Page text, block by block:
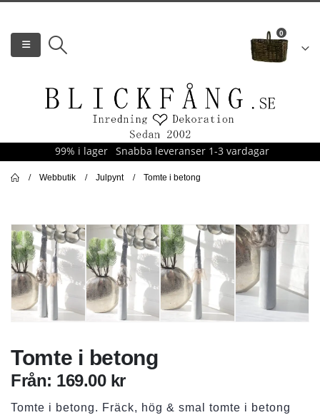
0
99% i lager Snabba leveranser 1-3 vardagar
Webbutik Julpynt Tomte i betong
Tomte i betong
Från: 169.00 kr
Tomte i betong. Fräck, hög & smal tomte i betong